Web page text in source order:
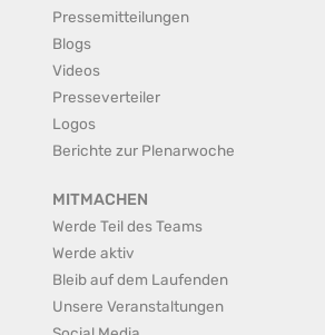
Pressemitteilungen
Blogs
Videos
Presseverteiler
Logos
Berichte zur Plenarwoche
MITMACHEN
Werde Teil des Teams
Werde aktiv
Bleib auf dem Laufenden
Unsere Veranstaltungen